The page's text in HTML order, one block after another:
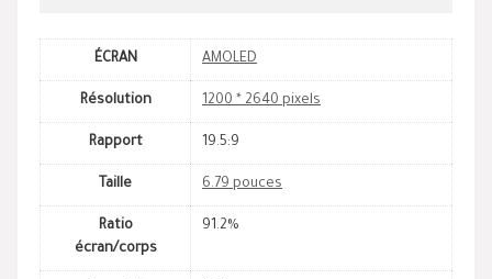
ÉCRAN AMOLED
Résolution 1200 * 2640 pixels
Rapport 19.5:9
Taille 6.79 pouces
Ratio
écran/corps
91.2%